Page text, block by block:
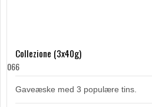
Collezione (3x40g)
066
Gaveæske med 3 populære tins.